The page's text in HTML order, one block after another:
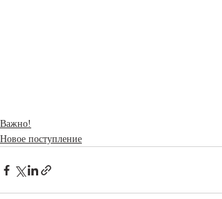
Важно!
Новое поступление